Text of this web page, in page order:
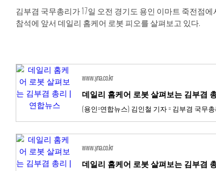
김부겸 국무총리가 17일 오전 경기도 용인 이마트 죽전점
참석에 앞서 데일리 홈케어 로봇 피오를 살펴보고 있다.
www.yna.co.kr
데일리 홈케어 로봇 살펴보는 김부겸
www.yna.co.kr
데일리 홈케어 로봇 살펴보는 김부겸